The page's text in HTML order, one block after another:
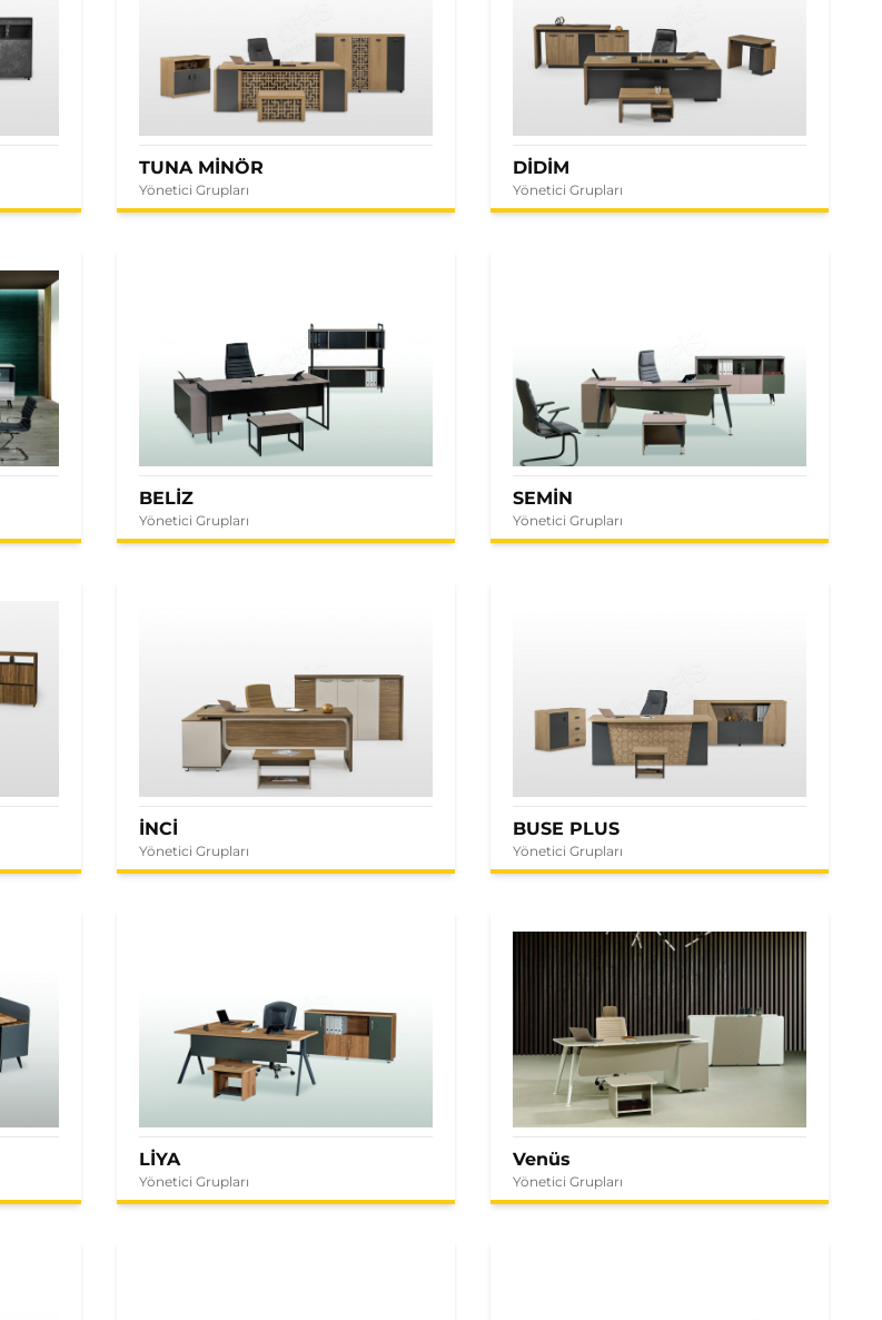
TUNA MİNÖR
Yönetici Grupları
DİDİM
Yönetici Grupları
BELİZ
Yönetici Grupları
SEMİN
Yönetici Grupları
İNCİ
Yönetici Grupları
BUSE PLUS
Yönetici Grupları
LİYA
Yönetici Grupları
Venüs
Yönetici Grupları